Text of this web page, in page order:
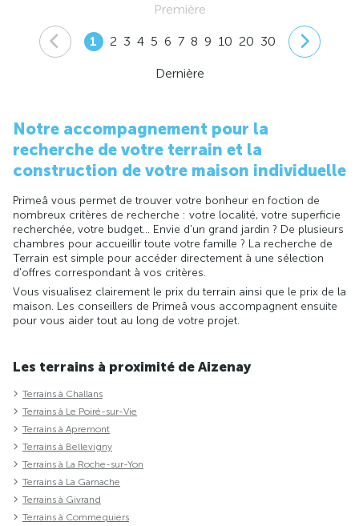
Première
1 2 3 4 5 6 7 8 9 10 20 30
Dernière
Notre accompagnement pour la
recherche de votre terrain et la
construction de votre maison individuelle
Primeâ vous permet de trouver votre bonheur en foction de
nombreux critères de recherche : votre localité, votre superficie
recherchée, votre budget... Envie d'un grand jardin ? De plusieurs
chambres pour accueillir toute votre famille ? La recherche de
Terrain est simple pour accéder directement à une sélection
d'offres correspondant à vos critères.
Vous visualisez clairement le prix du terrain ainsi que le prix de la
maison. Les conseillers de Primeâ vous accompagnent ensuite
pour vous aider tout au long de votre projet.
Les terrains à proximité de Aizenay
Terrains à Challans
Terrains à Le Poiré-sur-Vie
Terrains à Apremont
Terrains à Bellevigny
Terrains à La Roche-sur-Yon
Terrains à La Garnache
Terrains à Givrand
Terrains à Commequiers